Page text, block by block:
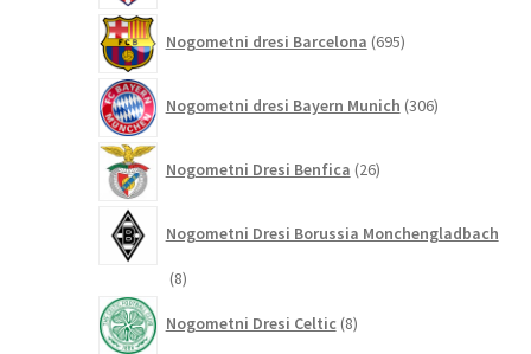
Nogometni dresi Barcelona 695izdelkov
Nogometni dresi Bayern Munich 306izdelkov
Nogometni Dresi Benfica 26izdelkov
Nogometni Dresi Borussia Monchengladbach
88
Nogometni Dresi Celtic 8izdelkov